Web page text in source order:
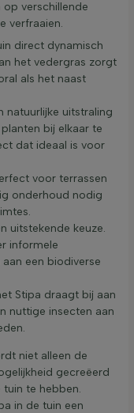
verschillende
verfraaien.
direct dynamisch
het vedergras zorgt
als het naast
natuurlijke uitstraling
bij elkaar te
dat ideaal is voor
voor terrassen
onderhoud nodig
uitstekende keuze.
informele
een biodiverse
Stipa draagt bij aan
nuttige insecten aan
niet alleen de
gecreëerd
te hebben.
in de tuin een